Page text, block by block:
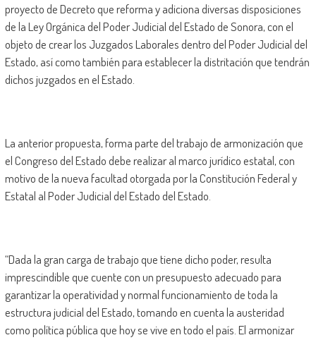
proyecto de Decreto que reforma y adiciona diversas disposiciones
de la Ley Orgánica del Poder Judicial del Estado de Sonora, con el
objeto de crear los Juzgados Laborales dentro del Poder Judicial del
Estado, así como también para establecer la distritación que tendrán
dichos juzgados en el Estado.
La anterior propuesta, forma parte del trabajo de armonización que
el Congreso del Estado debe realizar al marco jurídico estatal, con
motivo de la nueva facultad otorgada por la Constitución Federal y
Estatal al Poder Judicial del Estado del Estado.
“Dada la gran carga de trabajo que tiene dicho poder, resulta
imprescindible que cuente con un presupuesto adecuado para
garantizar la operatividad y normal funcionamiento de toda la
estructura judicial del Estado, tomando en cuenta la austeridad
como política pública que hoy se vive en todo el país. El armonizar